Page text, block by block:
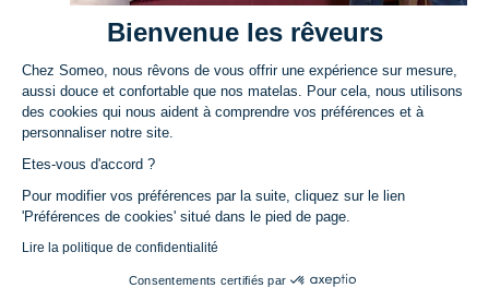
03.74.47.12.88
Du lundi au vendredi,
de 9h à 18h
FAQ
Matelas
Ensembles
Têtes de lit
Surmatelas
SERVICES
Paiement en plusieurs fois avec Oney
Modes de livraison
SOMEO & VOUS
Bienvenue les rêveurs
Chez Someo, nous rêvons de vous offrir une expérience sur mesure,
aussi douce et confortable que nos matelas. Pour cela, nous utilisons
des cookies qui nous aident à comprendre vos préférences et à
personnaliser notre site.
Etes-vous d'accord ?
Pour modifier vos préférences par la suite, cliquez sur le lien
'Préférences de cookies' situé dans le pied de page.
Lire la politique de confidentialité
Consentements certifiés par